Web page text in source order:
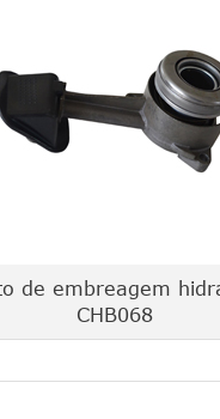
de embreagem
CHB068